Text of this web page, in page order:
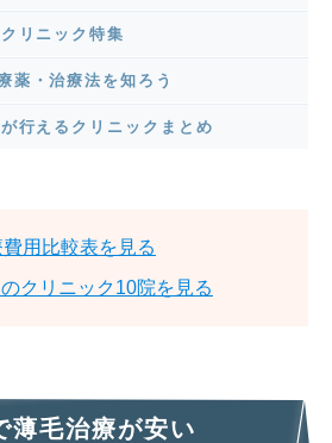
リニック特集
薬・治療法を知ろう
行えるクリニックまとめ
用比較表を見る
クリニック10院を見る
薄毛治療が安い